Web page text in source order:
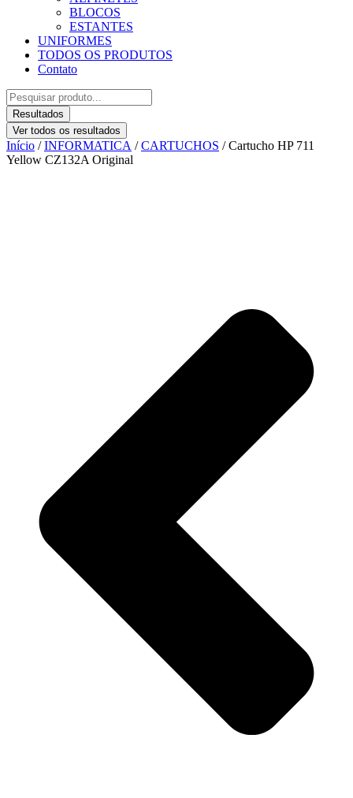
BLOCOS
ESTANTES
UNIFORMES
TODOS OS PRODUTOS
Contato
Pesquisar
...Resultados
Ver todos os resultados
Início /INFORMATICA /CARTUCHOS / Cartucho HP 711
Yellow CZ132A Original